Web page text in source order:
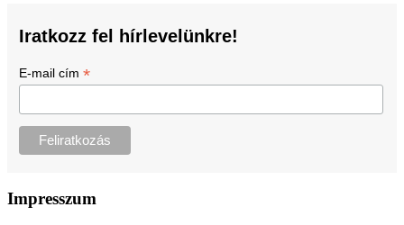
Iratkozz fel hírlevelünkre!
E-mail cím *
Impresszum